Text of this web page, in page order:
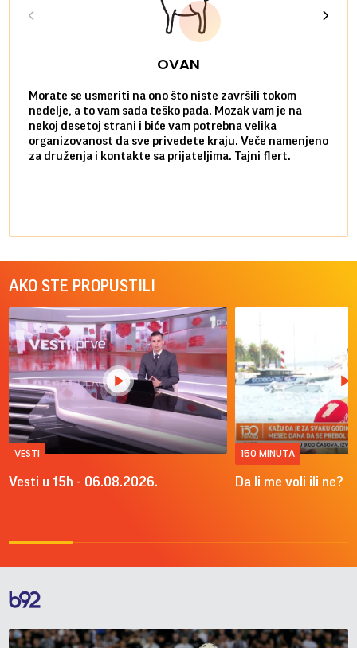
OVAN
Morate se usmeriti na ono što niste završili tokom
nedelje, a to vam sada teško pada. Mozak vam je na
nekoj desetoj strani i biće vam potrebna velika
organizovanost da sve privedete kraju. Veče namenjeno
za druženja i kontakte sa prijateljima. Tajni flert.
AKO STE PROPUSTILI
VESTI
Vesti u 15h - 06.08.2026.
150 MINUTA
Da li me voli ili ne?